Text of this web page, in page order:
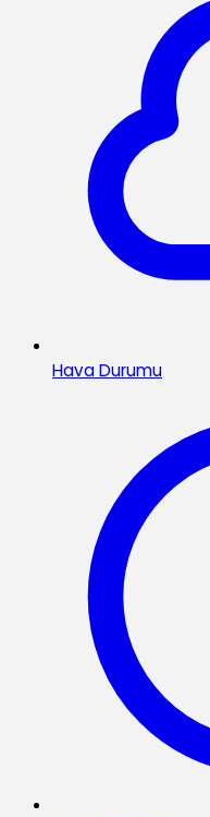
Hava Durumu